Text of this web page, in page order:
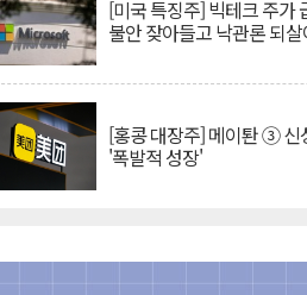
[미국 특징주] 빅테크 주가
불안 잦아들고 낙관론 되
[홍콩 대장주] 메이퇀 ③ 신
'폭발적 성장'